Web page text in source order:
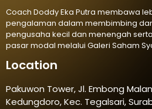
Coach Doddy Eka Putra membawa
pengalaman dalam membimbing
pengusaha kecil dan menengah
pasar modal melalui Galeri Saham
Location
Pakuwon Tower, Jl. Embong
Kedungdoro, Kec. Tegalsari,